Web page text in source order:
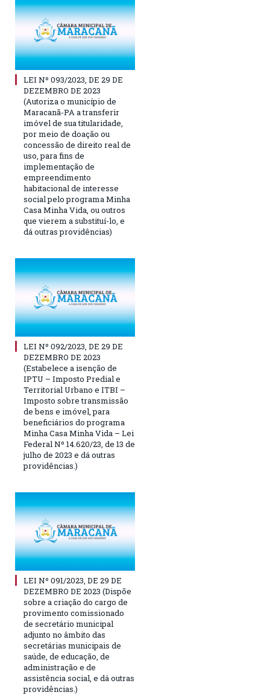
LEI Nº 093/2023, DE 29 DE
DEZEMBRO DE 2023
(Autoriza o município de
Maracanã-PA a transferir
imóvel de sua titularidade,
por meio de doação ou
concessão de direito real de
uso, para fins de
implementação de
empreendimento
habitacional de interesse
social pelo programa Minha
Casa Minha Vida, ou outros
que vierem a substituí-lo, e
dá outras providências)
LEI Nº 092/2023, DE 29 DE
DEZEMBRO DE 2023
(Estabelece a isenção de
IPTU – Imposto Predial e
Territorial Urbano e ITBI –
Imposto sobre transmissão
de bens e imóvel, para
beneficiários do programa
Minha Casa Minha Vida – Lei
Federal Nº 14.620/23, de 13 de
julho de 2023 e dá outras
providências.)
LEI Nº 091/2023, DE 29 DE
DEZEMBRO DE 2023 (Dispõe
sobre a criação do cargo de
provimento comissionado
de secretário municipal
adjunto no âmbito das
secretárias municipais de
saúde, de educação, de
administração e de
assistência social, e dá outras
providências.)